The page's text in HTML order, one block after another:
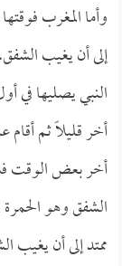
وأما المغرب
إلى أن يغيب
النبي يصليها في
أخر قليلاً ثم
أخر بعض الوقت
الشفق وهو
ممتد إلى أن يغيب